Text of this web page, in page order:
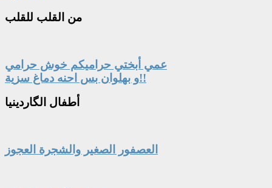
من القلب للقلب
عمي أبختي حراميكم خوش حرامي
و بهلوان بس احنه دماغ سزية!!
أطفال الگاردينيا
العصفور الصغير والشجرة العجوز